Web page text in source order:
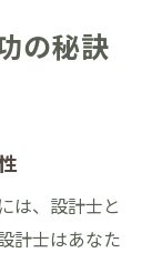
の秘訣
は、設計士と
計士はあなた